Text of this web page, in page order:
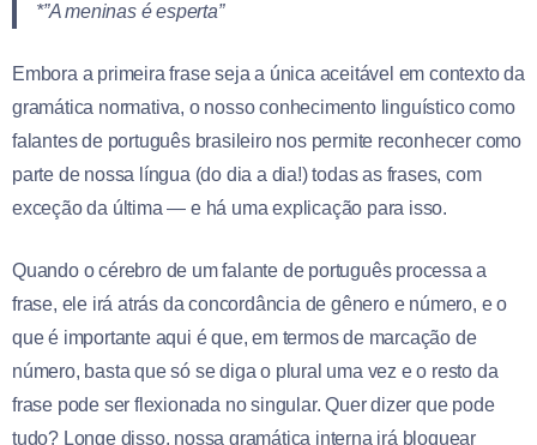
*”A meninas é esperta”
Embora a primeira frase seja a única aceitável em contexto da
gramática normativa, o nosso conhecimento linguístico como
falantes de português brasileiro nos permite reconhecer como
parte de nossa língua (do dia a dia!) todas as frases, com
exceção da última — e há uma explicação para isso.
Quando o cérebro de um falante de português processa a
frase, ele irá atrás da concordância de gênero e número, e o
que é importante aqui é que, em termos de marcação de
número, basta que só se diga o plural uma vez e o resto da
frase pode ser flexionada no singular. Quer dizer que pode
tudo? Longe disso, nossa gramática interna irá bloquear